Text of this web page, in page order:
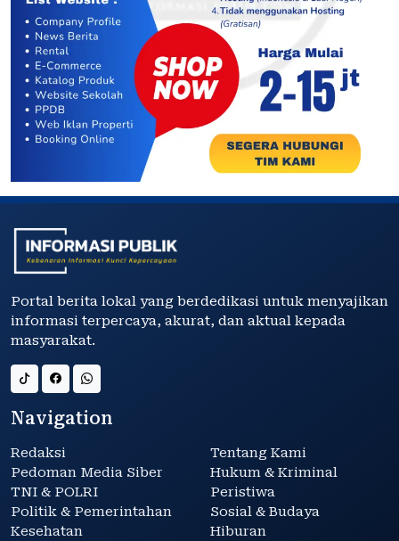
Portal berita lokal yang berdedikasi untuk menyajikan
informasi terpercaya, akurat, dan aktual kepada
masyarakat.
Navigation
Redaksi
Tentang Kami
Pedoman Media Siber
Hukum & Kriminal
TNI & POLRI
Peristiwa
Politik & Pemerintahan
Sosial & Budaya
Kesehatan
Hiburan